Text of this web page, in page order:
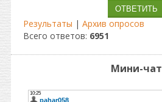
Результаты | Архив опросов
Всего ответов: 6951
Мини-чат